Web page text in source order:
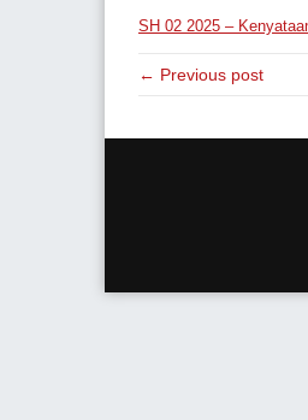
SH 02 2025 –
← Previous post